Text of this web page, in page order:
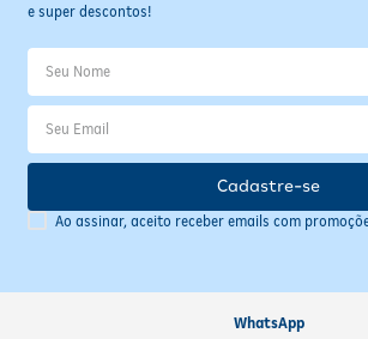
e super descontos!
Ao assinar, aceito receber emails com
Cadastre-se
WhatsApp